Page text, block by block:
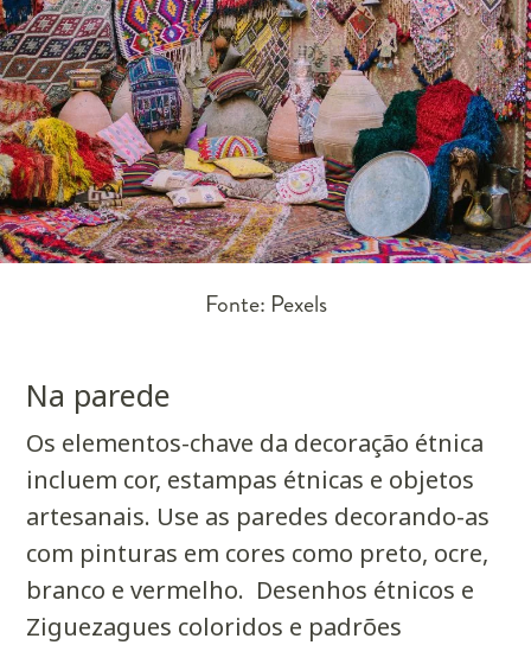
Fonte: Pexels
Na parede
Os elementos-chave da decoração étnica
incluem cor, estampas étnicas e objetos
artesanais. Use as paredes decorando-as
com pinturas em cores como preto, ocre,
branco e vermelho. Desenhos étnicos e
Ziguezagues coloridos e padrões